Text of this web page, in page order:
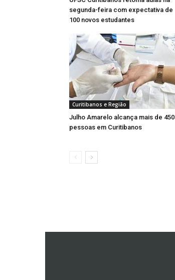
segunda-feira com expectativa de
100 novos estudantes
Curitibanos e Região
Julho Amarelo alcança mais de 450
pessoas em Curitibanos